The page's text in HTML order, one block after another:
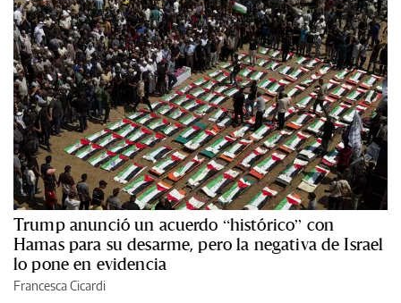
Trump anunció un acuerdo “histórico” con
Hamas para su desarme, pero la negativa de Israel
lo pone en evidencia
Francesca Cicardi